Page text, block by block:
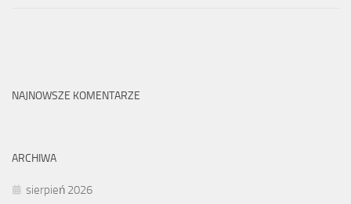
NAJNOWSZE KOMENTARZE
ARCHIWA
sierpień 2026